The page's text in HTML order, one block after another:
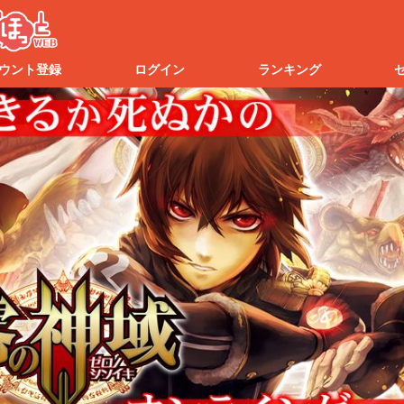
ント登録 ログイン ランキング